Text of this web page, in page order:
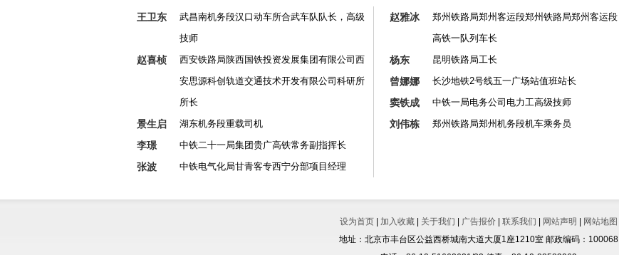
王卫东
武昌南机务段汉口动车所合武车队队长，高级
技师
赵喜桢
西安铁路局陕西国铁投资发展集团有限公司西
安思源科创轨道交通技术开发有限公司科研所
所长
​景生启 湖东机务段重载司机
李璟 中铁二十一局集团贵广高铁常务副指挥长
张波 中铁电气化局甘青客专西宁分部项目经理
赵雅冰
郑州铁路局郑州客运段郑州铁路局郑州客运段
高铁一队列车长
杨东 昆明铁路局工长
曾娜娜 长沙地铁2号线五一广场站值班站长
窦铁成 中铁一局电务公司电力工高级技师
刘伟栋 郑州铁路局郑州机务段机车乘务员
设为首页 加入收藏 关于我们 广告报价 联系我们 网站声明
网站地图
地址：北京市丰台区公益西桥城南大道大厦1座1210室 邮政编码：100068